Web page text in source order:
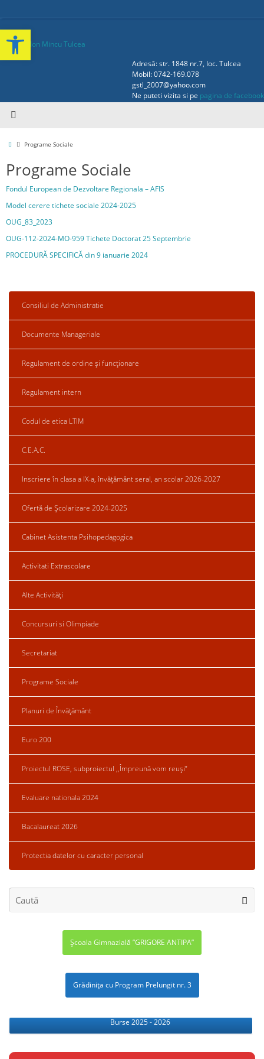
Adresă: str. 1848 nr.7, loc. Tulcea
Mobil: 0742-169.078
gstl_2007@yahoo.com
Ne puteti vizita si pe pagina de facebook
Programe Sociale
Programe Sociale
Fondul European de Dezvoltare Regionala – AFIS
Model cerere tichete sociale 2024-2025
OUG_83_2023
OUG-112-2024-MO-959 Tichete Doctorat 25 Septembrie
PROCEDURĂ SPECIFICĂ din 9 ianuarie 2024
Consiliul de Administratie
Documente Manageriale
Regulament de ordine și funcționare
Regulament intern
Codul de etica LTIM
C.E.A.C.
Inscriere în clasa a IX-a, învățământ seral, an scolar 2026-2027
Ofertă de Școlarizare 2024-2025
Cabinet Asistenta Psihopedagogica
Activitati Extrascolare
Alte Activități
Concursuri si Olimpiade
Secretariat
Programe Sociale
Planuri de Învățământ
Euro 200
Proiectul ROSE, subproiectul ,,Împreună vom reuși”
Evaluare nationala 2024
Bacalaureat 2026
Protectia datelor cu caracter personal
Școala Gimnazială ”GRIGORE ANTIPA”
Grădinița cu Program Prelungit nr. 3
Burse 2025 - 2026
Deschide bara de unelte